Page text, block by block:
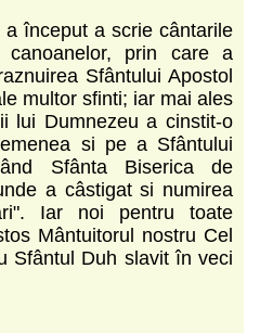
început a scrie cântarile
canoanelor, prin care a
Sfântului Apostol
multor sfinti; iar mai ales
lui Dumnezeu a cinstit-o
si pe a Sfântului
Sfânta Biserica de
a câstigat si numirea
Iar noi pentru toate
Mântuitorul nostru Cel
Sfântul Duh slavit în veci